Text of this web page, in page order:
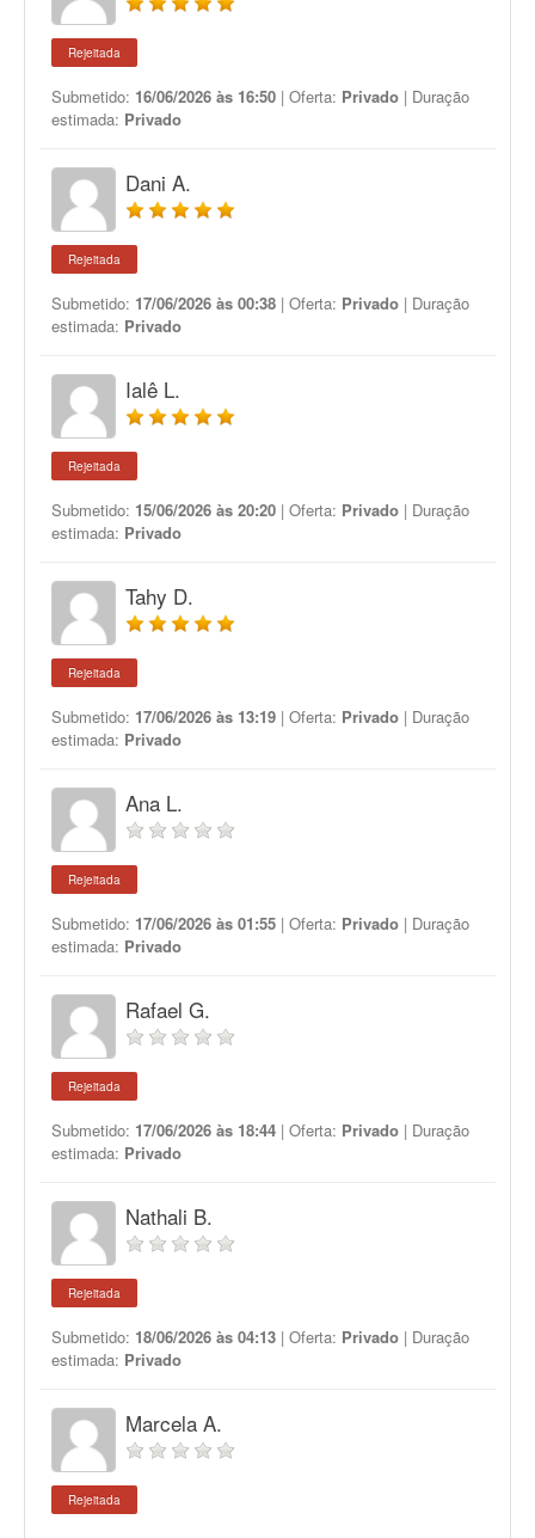
Rejeitada
Submetido: 16/06/2026 às 16:50 | Oferta: Privado | Duração
estimada: Privado
Dani A.
Rejeitada
Submetido: 17/06/2026 às 00:38 | Oferta: Privado | Duração
estimada: Privado
Ialê L.
Rejeitada
Submetido: 15/06/2026 às 20:20 | Oferta: Privado | Duração
estimada: Privado
Tahy D.
Rejeitada
Submetido: 17/06/2026 às 13:19 | Oferta: Privado | Duração
estimada: Privado
Ana L.
Rejeitada
Submetido: 17/06/2026 às 01:55 | Oferta: Privado | Duração
estimada: Privado
Rafael G.
Rejeitada
Submetido: 17/06/2026 às 18:44 | Oferta: Privado | Duração
estimada: Privado
Nathali B.
Rejeitada
Submetido: 18/06/2026 às 04:13 | Oferta: Privado | Duração
estimada: Privado
Marcela A.
Rejeitada